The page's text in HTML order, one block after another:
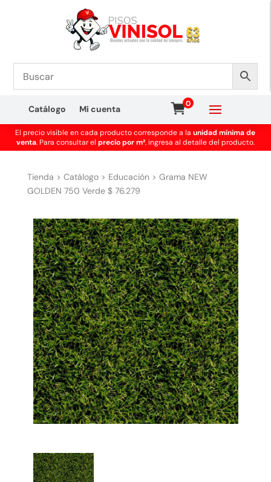
Catálogo Mi cuenta
0
El precio visible en cada producto corresponde a launidad mínima de
venta. Para consultar el precio por m², ingresa al detalle del producto.
Tienda > Catálogo> Educación > Grama NEW
GOLDEN 750 Verde $ 76.279